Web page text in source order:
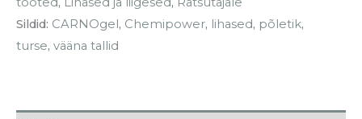
Sildid: CARNOgel, Chemipower, lihased, põletik,
turse, vääna tallid